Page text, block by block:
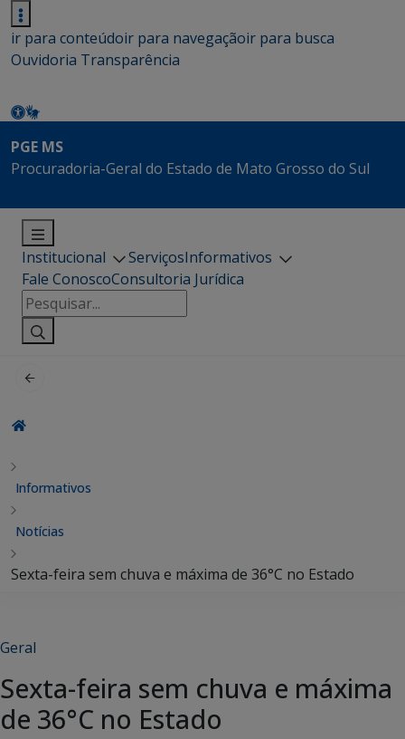
ir para conteúdoir para navegaçãoir para busca
Ouvidoria Transparência
PGE MS
Procuradoria-Geral do Estado de Mato Grosso do Sul
Institucional ServiçosInformativos
Fale ConoscoConsultoria Jurídica
Pesquisar
por:
Informativos
Notícias
Sexta-feira sem chuva e máxima de 36°C no Estado
Geral
Sexta-feira sem chuva e máxima
de 36°C no Estado